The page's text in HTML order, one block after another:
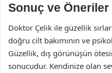
Sonuç ve Öneriler
Doktor Çelik ile güzellik
doğru cilt bakımının ve
Güzellik, dış görünüşün
sonucudur. Kendinize olan